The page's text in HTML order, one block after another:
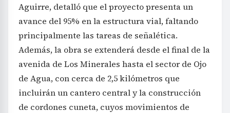
Aguirre, detalló que el proyecto presenta un
avance del 95% en la estructura vial, faltando
principalmente las tareas de señalética.
Además, la obra se extenderá desde el final de la
avenida de Los Minerales hasta el sector de Ojo
de Agua, con cerca de 2,5 kilómetros que
incluirán un cantero central y la construcción
de cordones cuneta, cuyos movimientos de